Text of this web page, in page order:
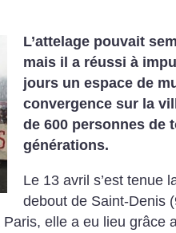
L’attelage pouvait
mais il a réussi à
jours un espace de
convergence sur la
de 600 personnes de
générations.
Le 13 avril s’est tenue
debout de Saint-Denis
Paris, elle a eu lieu grâce